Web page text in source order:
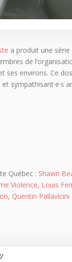
a produit une
de
ses environs. Ce
sympathisant·e·s
Québec : Shawn
Violence, Louis
, Quentin Pallavicini